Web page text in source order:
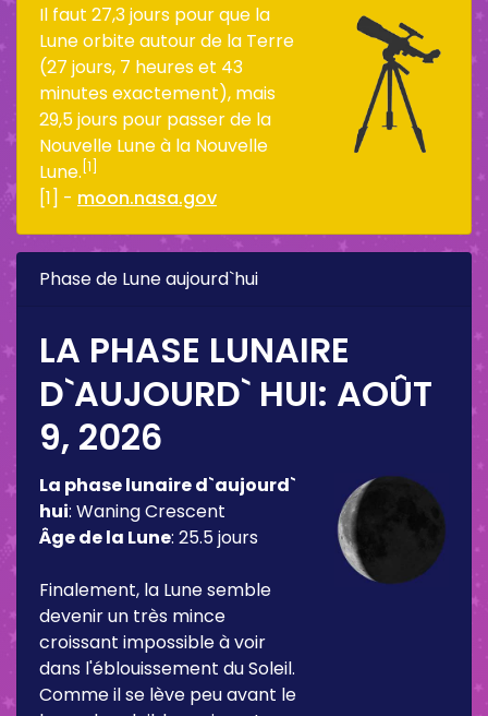
Il faut 27,3 jours pour que la
Lune orbite autour de la Terre
(27 jours, 7 heures et 43
minutes exactement), mais
29,5 jours pour passer de la
Nouvelle Lune à la Nouvelle
Lune. [1]
[1] - moon.nasa.gov
Phase de Lune aujourd`hui
LA PHASE LUNAIRE
D`AUJOURD` HUI: AOÛT
9, 2026
La phase lunaire d`aujourd`
hui: Waning Crescent
Âge de la Lune: 25.5 jours
Finalement, la Lune semble
devenir un très mince
croissant impossible à voir
dans l'éblouissement du Soleil.
Comme il se lève peu avant le